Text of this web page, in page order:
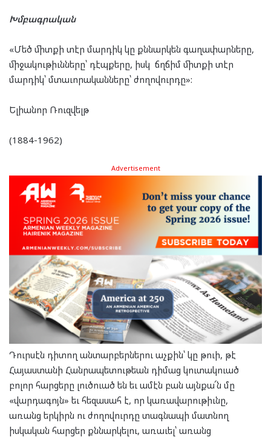
Խմբագրական
«Մեծ միտքի տէր մարդիկ կը քննարկեն գաղափարները,
միջակութիւնները՝ դէպքերը, իսկ ճղճիմ միտքի տէր
մարդիկ՝ մտաւորականները՝ ժողովուրդը»:
Ելիանոր Ռուզվելթ
(1884-1962)
Advertisement
Դուրսէն դիտող անտարբերներու աչքին՝ կը թուի, թէ
Հայաստանի Հանրապետութեան դիմաց կուտակուած
բոլոր հարցերը լուծուած են եւ ամէն բան այնքա՜ն մը
«վարդագոյն» եւ հեզասահ է, որ կառավարութիւնը,
առանց երկիրն ու ժողովուրդը տագնապի մատնող
իսկական հարցեր քննարկելու, առաւել՝ առանց